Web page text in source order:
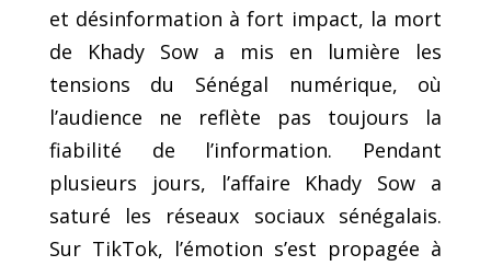
et désinformation à fort impact, la mort
de Khady Sow a mis en lumière les
tensions du Sénégal numérique, où
l’audience ne reflète pas toujours la
fiabilité de l’information. Pendant
plusieurs jours, l’affaire Khady Sow a
saturé les réseaux sociaux sénégalais.
Sur TikTok, l’émotion s’est propagée à